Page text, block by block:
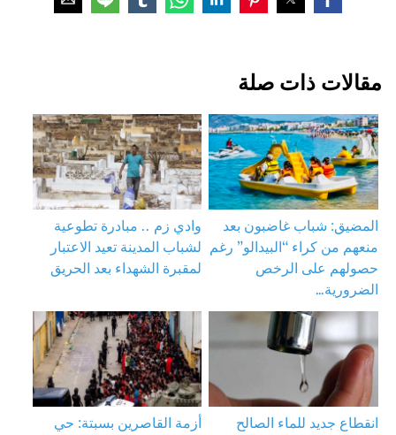
مقالات ذات صلة
المضيق: شباب غاضبون بعد
منعهم من كراء “البيدالو” رغم
حصولهم على الرخص
الضرورية…
وادي زم .. مبادرة تطوعية
لشباب المدينة تعيد الاعتبار
لمقبرة الشهداء بعد الحريق
انقطاع جديد للماء الصالح
أزمة القاصرين بسبتة: حي